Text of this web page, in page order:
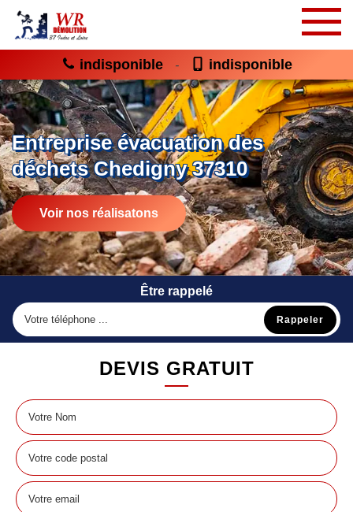
indisponible - indisponible
Entreprise évacuation des
déchets Chedigny 37310
Voir nos réalisatons
Être rappelé
DEVIS GRATUIT